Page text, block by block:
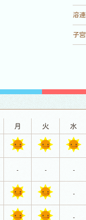
溶
子
月 火 水
- - -
-
-